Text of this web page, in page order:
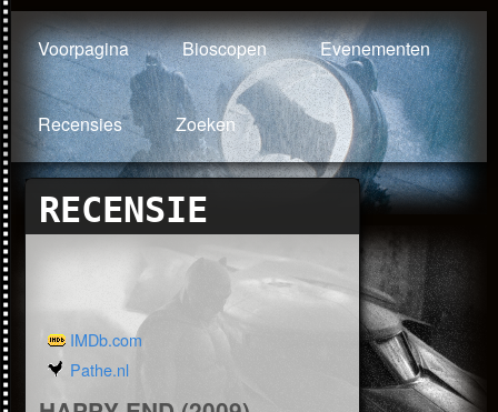
Voorpagina Bioscopen Evenementen
Recensies Zoeken
RECENSIE
IMDb.com
Pathe.nl